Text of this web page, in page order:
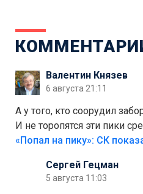
Валентин Князев
6 августа 21:11
А у того, кто соорудил
И не торопятся эти пики
Сергей Гецман
5 августа 11:03